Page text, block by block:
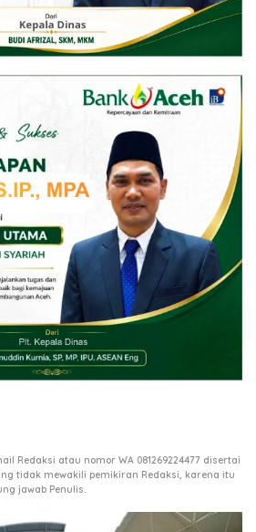
Redaksi atau nomor WA 081269224477 disertai
tidak mewakili pemikiran Redaksi, karena itu
jawab Penulis